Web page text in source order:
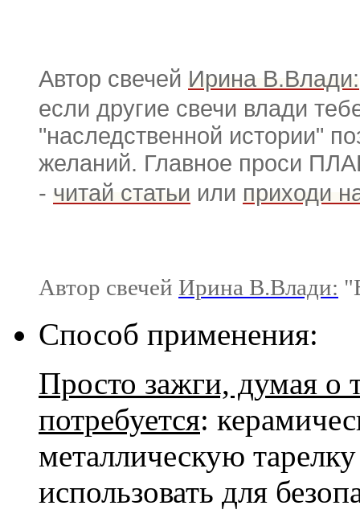
Автор свечей Ирина В.Влади:
если другие свечи влади
"наследственной истории"
желаний. Главное проси
- читай статьи или приходи
Автор свечей Ирина В.Влади:
Способ применения:
Просто зажги, думая о
потребуется:
металлическую
использовать для